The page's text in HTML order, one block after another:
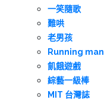
一笑隨歌
難哄
老男孩
Running man
飢餓遊戲
綜藝一級棒
MIT 台灣誌